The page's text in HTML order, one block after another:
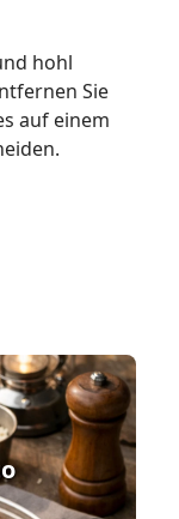
hohl
Sie
auf einem